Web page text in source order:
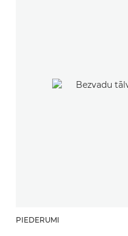
PIEDERUMI